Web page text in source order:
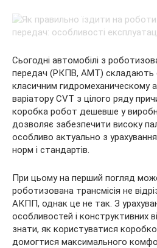
Сьогодні автомобілі з
передач (РКПВ, АМТ) складають
класичним гидромеханическому
варіатору CVT з цілого ряду
коробка робот дешевше у
дозволяє забезпечити високу
особливо актуально з
норм і стандартів.
При цьому на перший погляд
роботизована трансмісія не
АКПП, однак це не так. З
особливостей і конструктивних
знати, як користуватися
домогтися максимального